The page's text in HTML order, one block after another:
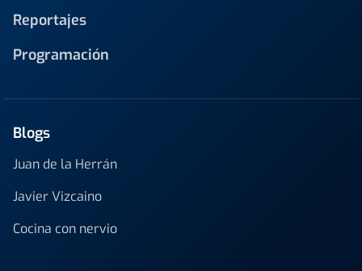
Reportajes
Programación
Blogs
Juan de la Herrán
Javier Vizcaino
Cocina con nervio